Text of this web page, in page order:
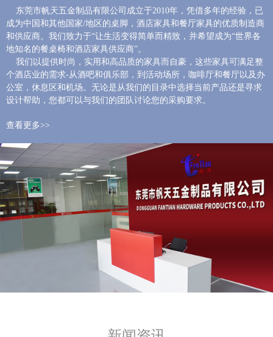
东莞市帆天五金制品有限公司成立于2010年，凭借多年的经验，已
成为中国和其他国家/地区的桌脚，酒店家具和餐厅家具的优质制造商
和供应商。我们致力于“让生活变得简单而精致，并希望成为“世界各
地知名的餐桌椅和酒店家具供应商”。
我们以提供时尚，实用和高品质的家具而自豪，这些家具可满足整
个酒店业的需求-从酒吧和俱乐部，到活动场所，咖啡厅和餐厅以及办
公室，休息区和机场。无论是从我们的目录中选择当前产品还是寻求
设计帮助，您都可以与我们的团队讨论您的采购要求。
查看更多>>